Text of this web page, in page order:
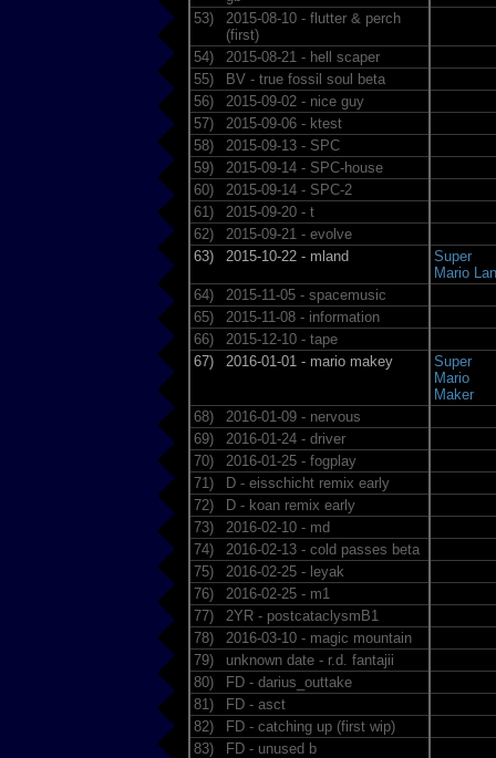
53)
2015-08-10 - flutter & perch
(first)
54)
2015-08-21 - hell scaper
55)
BV - true fossil soul beta
56)
2015-09-02 - nice guy
57)
2015-09-06 - ktest
58)
2015-09-13 - SPC
59)
2015-09-14 - SPC-house
60)
2015-09-14 - SPC-2
61)
2015-09-20 - t
62)
2015-09-21 - evolve
63)
2015-10-22 - mland
Super
Mario
64)
2015-11-05 - spacemusic
65)
2015-11-08 - information
66)
2015-12-10 - tape
67)
2016-01-01 - mario makey
Super
Mario
Maker
68)
2016-01-09 - nervous
69)
2016-01-24 - driver
70)
2016-01-25 - fogplay
71)
D - eisschicht remix early
72)
D - koan remix early
73)
2016-02-10 - md
74)
2016-02-13 - cold passes beta
75)
2016-02-25 - leyak
76)
2016-02-25 - m1
77)
2YR - postcataclysmB1
78)
2016-03-10 - magic mountain
79)
unknown date - r.d. fantajii
80)
FD - darius_outtake
81)
FD - asct
82)
FD - catching up (first wip)
83)
FD - unused b